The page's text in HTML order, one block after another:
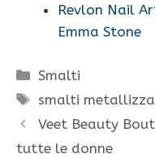
Revlon Nail
Emma Stone
Categorie
Smalti
Tag
smalti
Veet Beauty
tutte le donne